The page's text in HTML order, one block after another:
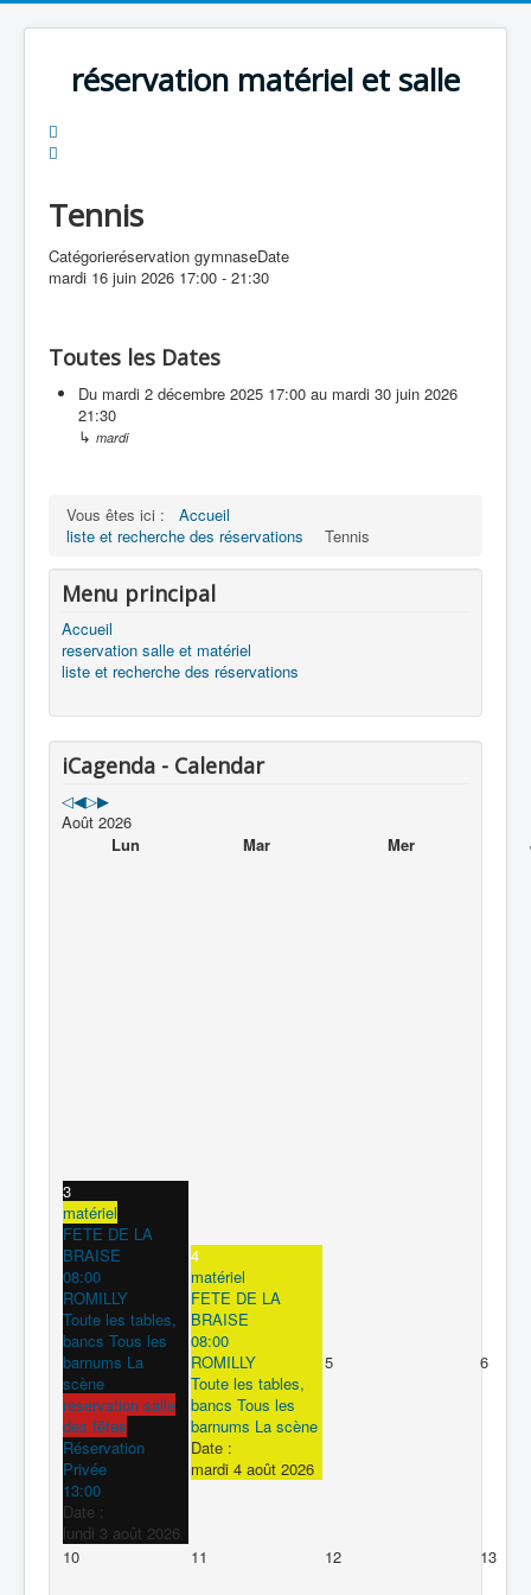
réservation matériel et salle
Tennis
Catégorieréservation gymnaseDate
mardi 16 juin 2026 17:00 - 21:30
Toutes les Dates
Du mardi 2 décembre 2025 17:00 au mardi 30 juin 2026
21:30
↳ mardi
Vous êtes ici :
Accueil
liste et recherche des réservations
Tennis
Menu principal
Accueil
reservation salle et matériel
liste et recherche des réservations
iCagenda - Calendar
Août 2026
Lun
Mar Mer
3
matériel
FETE DE LA
BRAISE
08:00
ROMILLY
Toute les tables,
bancs Tous les
barnums La
scène
reservation salle
des fêtes
Réservation
Privée
13:00
Date :
lundi 3 août 2026
4
matériel
FETE DE LA
BRAISE
08:00
ROMILLY
Toute les tables,
bancs Tous les
barnums La scène
Date :
mardi 4 août 2026
5 6
10 11 12 13